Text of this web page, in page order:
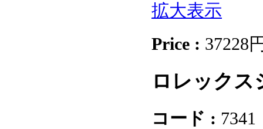
拡大表示
Price : 37228
ロレックス
コード : 7341